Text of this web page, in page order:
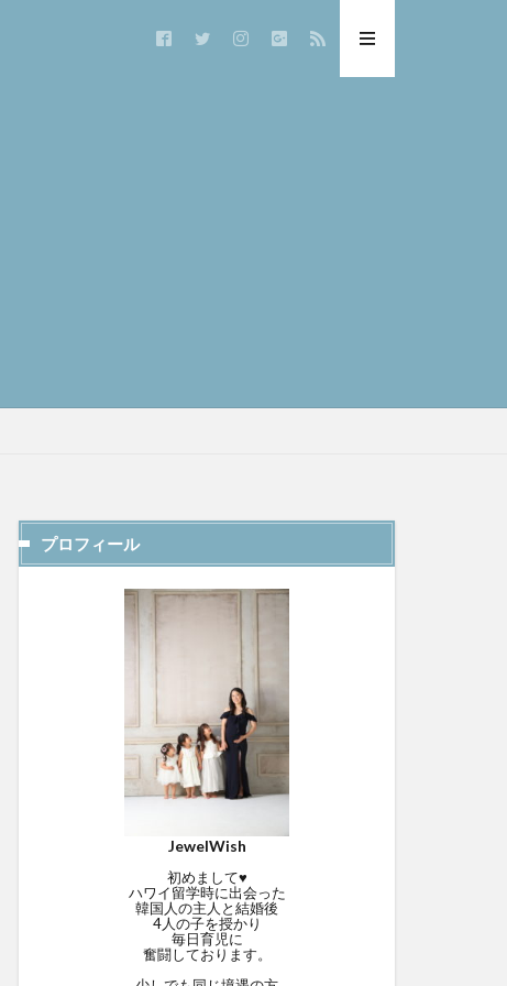
プロフィール
JewelWish
初めまして♥
ハワイ留学時に出会った
韓国人の主人と結婚後
4人の子を授かり
毎日育児に
奮闘しております。